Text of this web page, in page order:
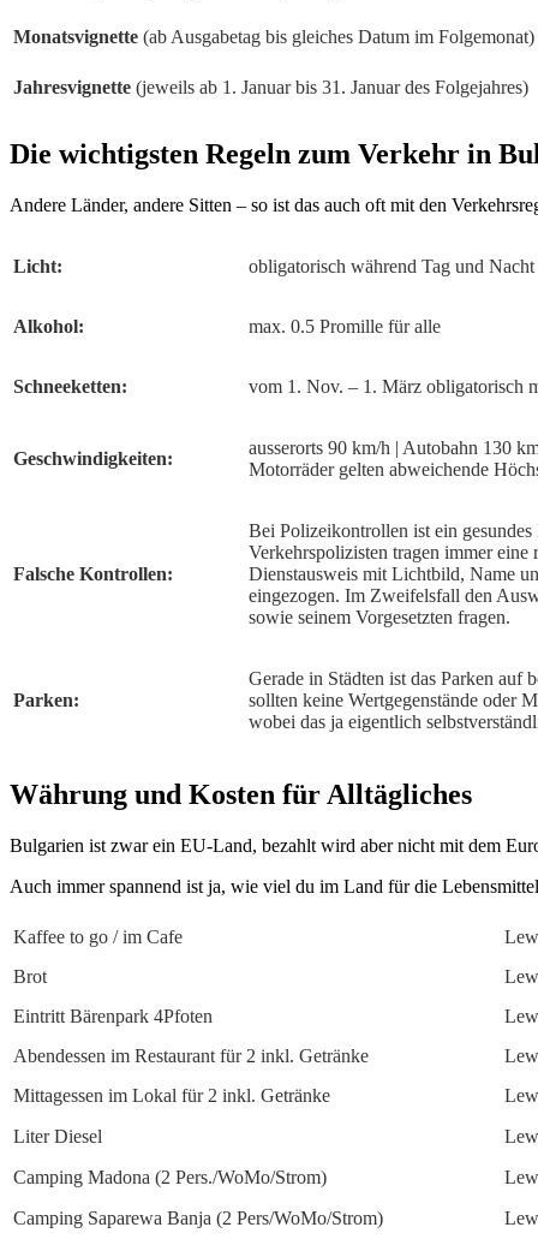
Monatsvignette (ab Ausgabetag bis gleiches Datum im Folgemonat)
Jahresvignette (jeweils ab 1. Januar bis 31. Januar des Folgejahres)
Die wichtigsten Regeln zum Verkehr in
Andere Länder, andere Sitten – so ist das auch oft mit den
Licht: obligatorisch während Tag und
Alkohol: max. 0.5 Promille für alle
Schneeketten: vom 1. Nov. – 1. März obligatorisch
Geschwindigkeiten:
ausserorts 90 km/h | Autobahn 130
Motorräder gelten abweichende
Falsche Kontrollen:
Bei Polizeikontrollen ist ein
Verkehrspolizisten tragen immer eine
Dienstausweis mit Lichtbild, Name
eingezogen. Im Zweifelsfall den
sowie seinem Vorgesetzten fragen.
Parken:
Gerade in Städten ist das Parken auf
sollten keine Wertgegenstände oder
wobei das ja eigentlich
Währung und Kosten für Alltägliches
Bulgarien ist zwar ein EU-Land, bezahlt wird aber nicht mit dem
Auch immer spannend ist ja, wie viel du im Land für die
Kaffee to go / im Cafe
Brot
Eintritt Bärenpark 4Pfoten
Abendessen im Restaurant für 2 inkl. Getränke
Mittagessen im Lokal für 2 inkl. Getränke
Liter Diesel
Camping Madona (2 Pers./WoMo/Strom)
Camping Saparewa Banja (2 Pers/WoMo/Strom)